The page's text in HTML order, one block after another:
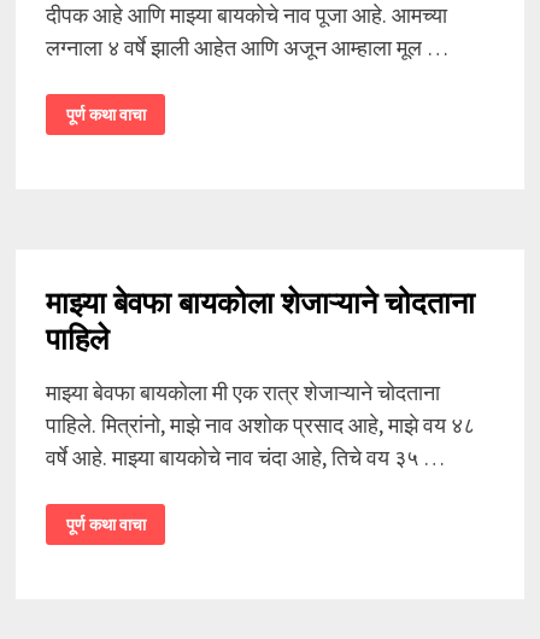
दीपक आहे आणि माझ्या बायकोचे नाव पूजा आहे. आमच्या
लग्नाला ४ वर्षे झाली आहेत आणि अजून आम्हाला मूल …
माझ्या
बेवफा
बायकोला
पूर्ण कथा वाचा
माझ्या बेवफा बायकोला शेजाऱ्याने चोदताना
पाहिले
माझ्या बेवफा बायकोला मी एक रात्र शेजाऱ्याने चोदताना
पाहिले. मित्रांनो, माझे नाव अशोक प्रसाद आहे, माझे वय ४८
वर्षे आहे. माझ्या बायकोचे नाव चंदा आहे, तिचे वय ३५ …
माझ्या
बेवफा
बायकोला
पूर्ण कथा वाचा